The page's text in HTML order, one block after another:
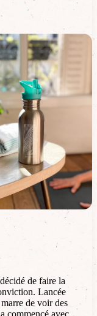
de faire la
Lancée
de voir des
commencé avec